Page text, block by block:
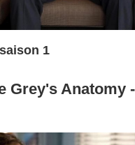
1
Grey's Anatomy